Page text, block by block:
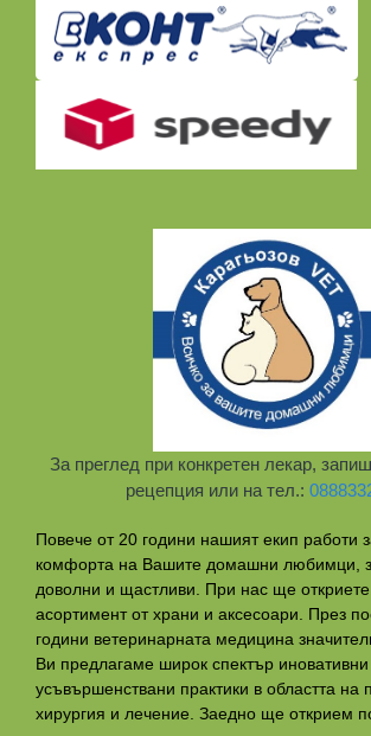
За преглед при конкретен лекар,
рецепция или на тел.:
Повече от 20 години нашият екип работи
комфорта на Вашите домашни любимци,
доволни и щастливи. При нас ще откриете
асортимент от храни и аксесоари. През
години ветеринарната медицина
Ви предлагаме широк спектър иновативни
усъвършенствани практики в областта на
хирургия и лечение. Заедно ще открием